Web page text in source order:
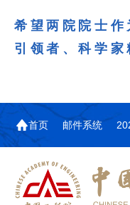
希望两院院士
引领者、科学
首页 邮件系统